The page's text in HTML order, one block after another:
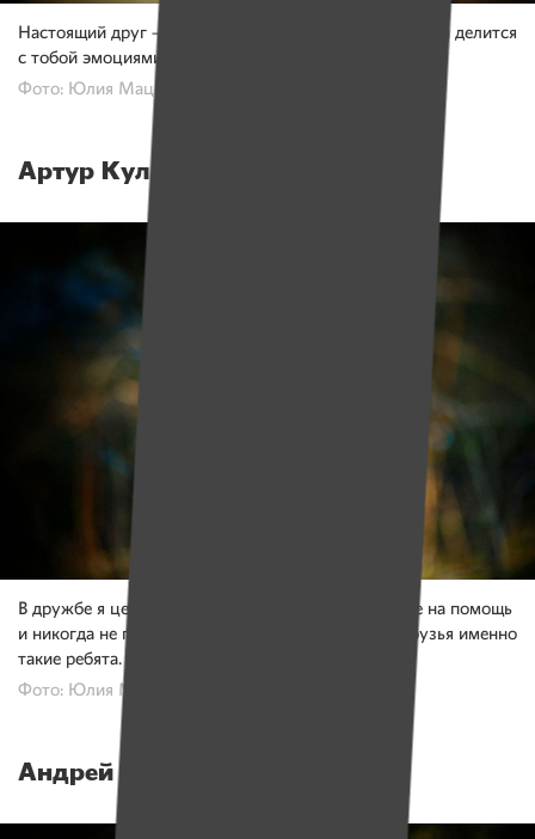
Настоящий друг — это мальчик или мужчина, который делится
с тобой эмоциями и поддерживает тебя.
Фото: Юлия Мацкевич
Артур Куликов
В дружбе я ценю то, что человек готов прийти тебе на помощь
и никогда не предаст и не обманет. Думаю, мои друзья именно
такие ребята.
Фото: Юлия Мацкевич
Андрей Яковец